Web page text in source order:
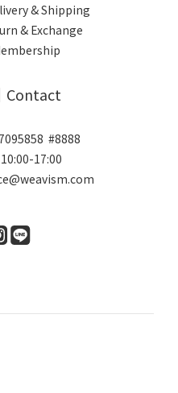
& Shipping
& Exchange
Contact
#8888
17:00